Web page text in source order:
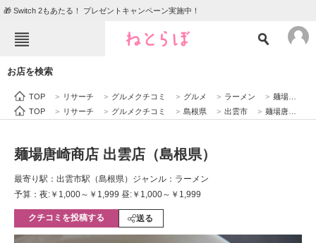
🎁 Switch 2もあたる！ プレゼントキャンペーン実施中！
エンタメ クイズ
住まい 教育・育児
動物 リサーチ
会員記事
お店を検索
TOP > リサーチ > グルメクチコミ > グルメ > ラーメン > 麺場唐崎商店 出雲店（島根県）
TOP
> リサーチ > グルメクチコミ > 島根県 > 出雲市 > 麺場唐崎商店 出雲店（島根県）
麺場唐崎商店 出雲店（島根県）
最寄り駅：出雲市駅（島根県） ジャンル：ラーメン
予算：夜:￥1,000～￥1,999 昼:￥1,000～￥1,999
クチコミを投稿する 送る